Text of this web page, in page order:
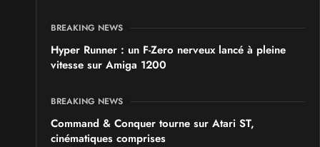
BREAKING NEWS
Hyper Runner : un F-Zero nerveux lancé à pleine
vitesse sur Amiga 1200
BREAKING NEWS
Command & Conquer tourne sur Atari ST,
cinématiques comprises